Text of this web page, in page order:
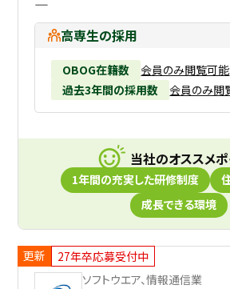
高専生の採用
OBOG在籍数
会員のみ閲覧可能
過去3年間の採用数
会員のみ閲
当社のオススメポ
1年間の充実した研修制度
成長できる環境
更新
27年卒応募受付中
ソフトウエア、情報通信業